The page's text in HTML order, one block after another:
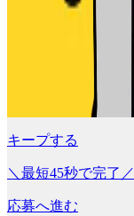
キープする
＼最短45秒で完了／
応募へ進む